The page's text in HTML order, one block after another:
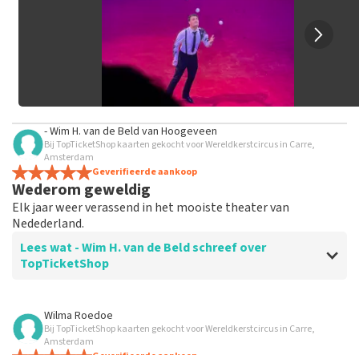
- Wim H. van de Beld van Hoogeveen
Bij TopTicketShop kaarten gekocht voor Wereldkerstcircus in Carre,
Amsterdam
Geverifieerde aankoop
Wederom geweldig
Elk jaar weer verassend in het mooiste theater van
Nedederland.
Lees wat - Wim H. van de Beld schreef over
TopTicketShop
Beoordeling van - Wim H. van de Beld over
prima
Wilma Roedoe
Bij TopTicketShop kaarten gekocht voor Wereldkerstcircus in Carre,
Amsterdam